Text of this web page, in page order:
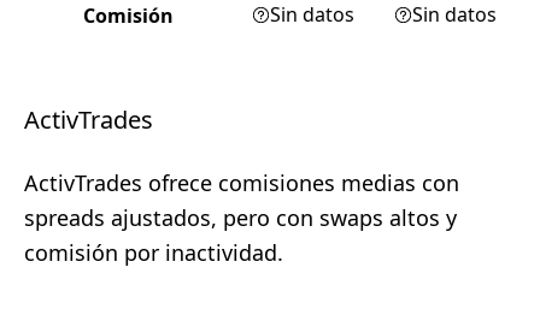
Comisión Sin datos Sin datos
ActivTrades
ActivTrades ofrece comisiones medias con
spreads ajustados, pero con swaps altos y
comisión por inactividad.